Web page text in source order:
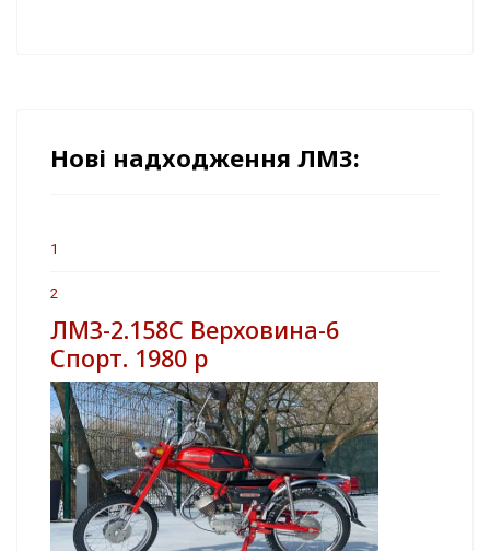
Нові надходження ЛМЗ:
1
2
ЛМЗ-2.158С Верховина-6
Спорт. 1980 р